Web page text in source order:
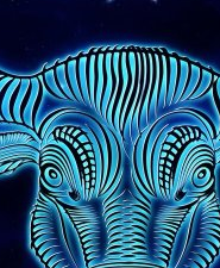
(чтооо??!),
а кому-то — все
что худоба —